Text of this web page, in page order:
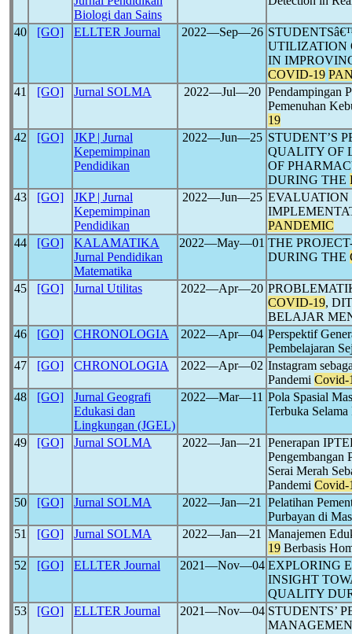
Biologi dan Sains
40 [GO] ELLTER Journal 2022―Sep―26
UTILIZATION
IN
COVID-19
41
[GO] Jurnal SOLMA 2022―Jul―20 Pendampingan
Pemenuhan
19
42
[GO]
JKP | Jurnal
Kepemimpinan
Pendidikan
2022―Jun―25 STUDENT’S
QUALITY OF
OF
DURING THE
43
[GO]
JKP | Jurnal
Kepemimpinan
Pendidikan
2022―Jun―25
PANDEMIC
44
[GO]
KALAMATIKA
Jurnal Pendidikan
Matematika
2022―May―01 THE
DURING THE
45 [GO] Jurnal Utilitas 2022―Apr―20
COVID-19,
BELAJAR
46
[GO] CHRONOLOGIA 2022―Apr―04 Perspektif
Pembelajaran
47
[GO] CHRONOLOGIA 2022―Apr―02 Instagram
Pandemi Covid-
48
[GO]
Jurnal Geografi
Edukasi dan
Lingkungan (JGEL)
2022―Mar―11 Pola Spasial
Terbuka
49 [GO] Jurnal SOLMA 2022―Jan―21
Penerapan
Pengembangan
Serai Merah
Pandemi Covid-
50
[GO] Jurnal SOLMA 2022―Jan―21
Pelatihan
Purbayan di
51
[GO] Jurnal SOLMA 2022―Jan―21
Manajemen
19 Berbasis
52
[GO] ELLTER Journal 2021―Nov―04 EXPLORING
INSIGHT
QUALITY
53
[GO] ELLTER Journal 2021―Nov―04 STUDENTS’